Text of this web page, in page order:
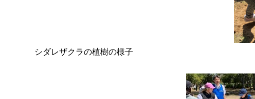
シダレザクラの植樹の様子